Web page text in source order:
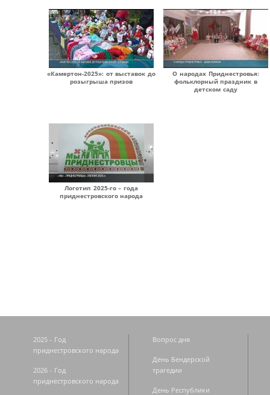
«Камертон-2025»: от выставок до
розыгрыша призов
О народах Приднестровья:
фольклорный праздник в
детском саду
Логотип 2025-го – года
приднестровского народа
2025 - Год
приднестровского народа
2026 - Год
приднестровского народа
Вопрос дня
День Бендерской
трагедии
День Республики